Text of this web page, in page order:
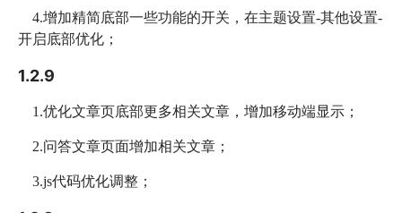
4.增加精简底部一些功能的开关， 在主题设置-其他设置-
开启底部优化；
1.2.9
1.优化文章页底部更多相关文章， 增加移动端显示；
2.问答文章页面增加相关文章；
3.js代码优化调整；